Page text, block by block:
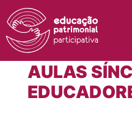
Tag:
AULAS